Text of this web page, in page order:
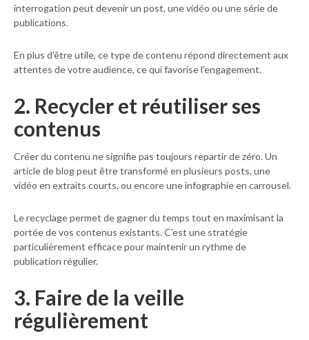
interrogation peut devenir un post, une vidéo ou une série de
publications.
En plus d’être utile, ce type de contenu répond directement aux
attentes de votre audience, ce qui favorise l’engagement.
2. Recycler et réutiliser ses
contenus
Créer du contenu ne signifie pas toujours repartir de zéro. Un
article de blog peut être transformé en plusieurs posts, une
vidéo en extraits courts, ou encore une infographie en carrousel.
Le recyclage permet de gagner du temps tout en maximisant la
portée de vos contenus existants. C’est une stratégie
particulièrement efficace pour maintenir un rythme de
publication régulier.
3. Faire de la veille
régulièrement